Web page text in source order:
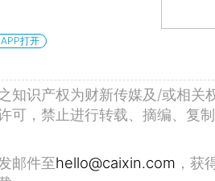
APP打开
知识产权为财新传媒及/或相关
可，禁止进行转载、摘编、复
邮件至hello@caixin.com ，获